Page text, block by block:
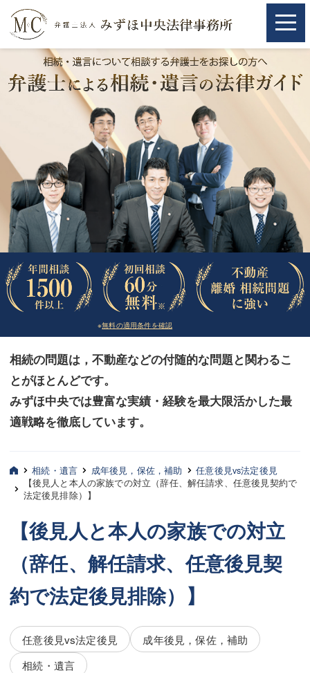
取扱分野
相続・遺言
離婚（夫婦間トラブル）
企業法務
労働問題（解雇，残業等）
刑事弁護
交通事故
法律相談など（その他）
お客様へ
みずほ中央の特長・実質編
弁護士紹介
酒井 博之
坂本 陽一
桶川 聡
三平 隆史
吉元 優仁
※無料の適用条件を確認
相続の問題は，不動産などの付随的な問題と関わるこ
とがほとんどです。
みずほ中央では豊富な実績・経験を最大限活かした最
適戦略を徹底しています。
取扱分野
相続・遺言
離婚（夫婦間トラブル）
企業法務
労働問題（解雇，残業等）
刑事弁護
交通事故
法律相談など（その他）
お客様へ
みずほ中央の特長・実質編
弁護士紹介
酒井 博之
坂本 陽一
桶川 聡
三平 隆史
吉元 優仁
相続・遺言 成年後見，保佐，補助
任意後見vs法定後見
【後見人と本人の家族での対立（辞任、解任請求、任意後見契約で
法定後見排除）】
【後見人と本人の家族での対立
（辞任、解任請求、任意後見契
約で法定後見排除）】
任意後見vs法定後見
成年後見，保佐，補助
相続・遺言